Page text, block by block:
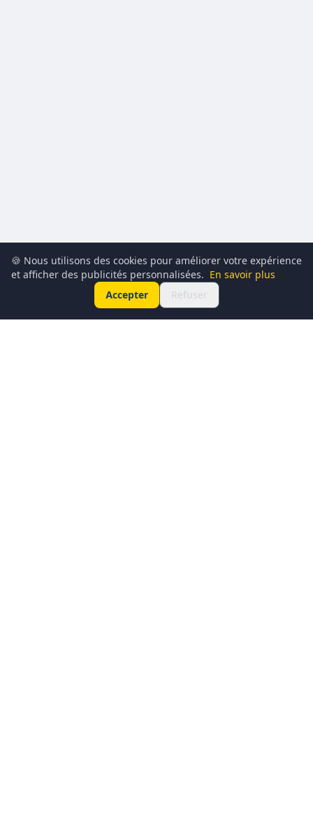
🍪 Nous utilisons des cookies pour améliorer votre expérience
et afficher des publicités personnalisées. En savoir plus
Accepter
Refuser